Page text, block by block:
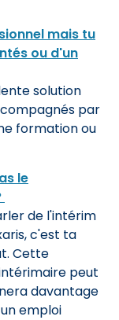
mais tu
ou d'un
solution
par
formation ou
le
de l'intérim
c'est ta
Cette
peut
davantage
emploi